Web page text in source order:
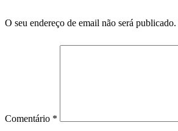
O seu endereço de email não será publicado.
Comentário *